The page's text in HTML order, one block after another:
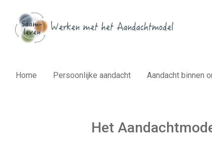
Spring naar de hoofdinhoud
Home Persoonlijke aandacht Aandacht binnen
Het